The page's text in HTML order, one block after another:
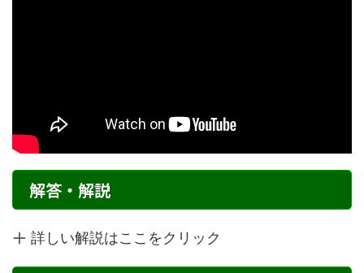
解答・解説
詳しい解説はここをクリック